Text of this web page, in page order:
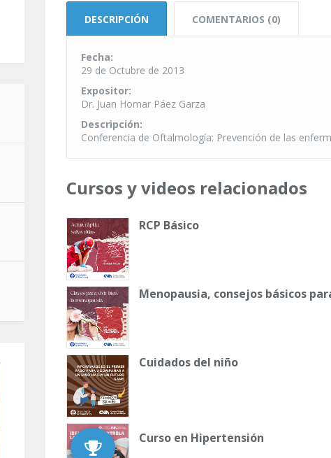
DESCRIPCIÓN COMENTARIOS (0)
Fecha:
29 de Octubre de 2013
Expositor:
Dr. Juan Homar Páez Garza
Descripción:
Conferencia de Oftalmología: Prevención de las
Cursos y videos relacionados
RCP Básico
Menopausia, consejos básicos
Cuidados del niño
Curso en Hipertensión